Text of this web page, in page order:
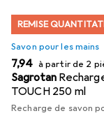
REMISE
Savon pour les mains
EUR
7,94 à partir de 2
Sagrotan
TOUCH 250 ml
Recharge de savon